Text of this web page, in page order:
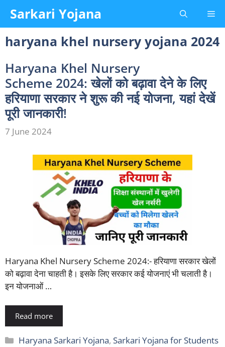
content
Sarkari Yojana
haryana khel nursery yojana 2024
Haryana Khel Nursery
Scheme 2024: खेलों को बढ़ावा देने के लिए
हरियाणा सरकार ने शुरू की नई योजना, यहां देखें
पूरी जानकारी!
7 June 2024
Haryana Khel Nursery Scheme 2024:- हरियाणा सरकार खेलों
को बढ़ावा देना चाहती है। इसके लिए सरकार कई योजनाएं भी चलाती है।
इन योजनाओं …
Read more
Categories
Haryana Sarkari Yojana, Sarkari Yojana for Students